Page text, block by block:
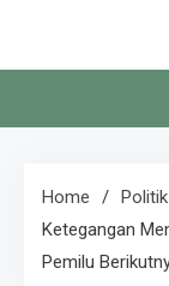
Home
Politik
Ketegangan
Pemilu